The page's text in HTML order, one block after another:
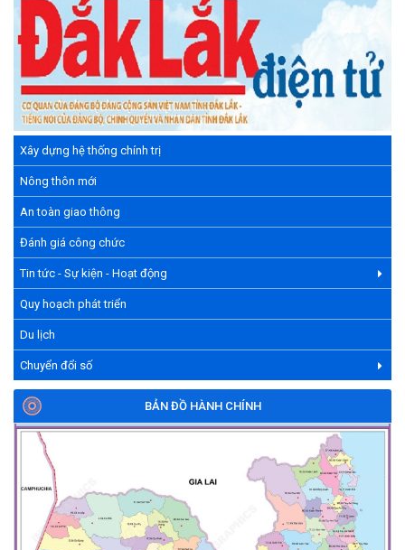
Xây dựng hệ thống chính trị
Nông thôn mới
An toàn giao thông
Đánh giá công chức
Tin tức - Sự kiện - Hoạt động
Quy hoạch phát triển
Du lịch
Chuyển đổi số
BẢN ĐỒ HÀNH CHÍNH